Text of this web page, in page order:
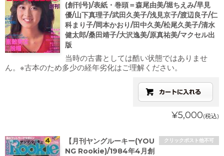
(創刊号)/表紙・巻頭＝森尾由美/堀ちえみ/早見
優/山下真理子/武田久美子/浅見京子/渡辺良子/仁
科まり子/岡本かおり/田中久美/松尾久美子/清水
健太郎/桑田靖子/大沢逸美/原真祐美/マクセル出
版
当時の古書としては酷い状態ではありませ
ん。※古本のため多少の経年劣化はご理解ください。
¥5,000(税込)
クリックポスト他不可
【月刊ヤングルーキー(YOU
NG Rookie)/1984年4月創